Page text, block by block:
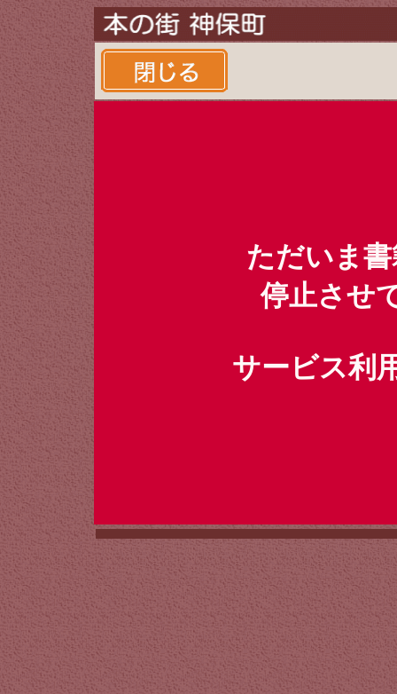
ただいま
停止させ
サービス利